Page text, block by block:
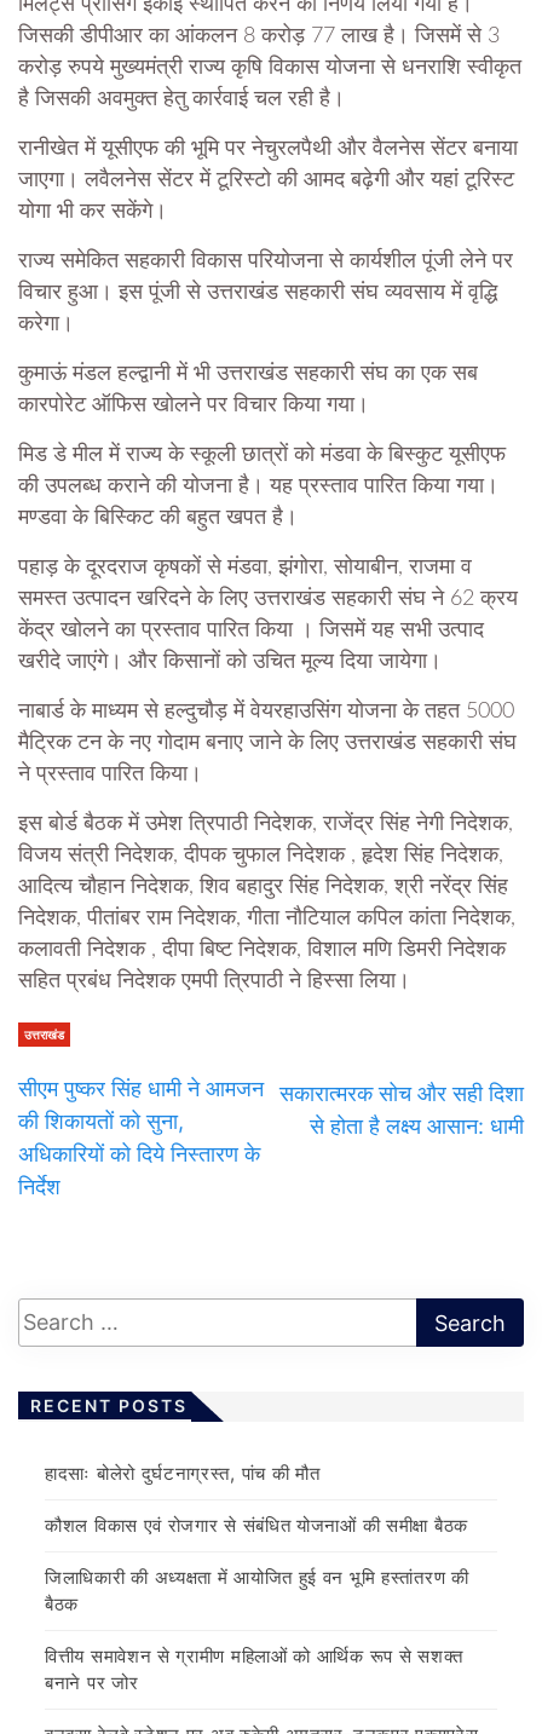
मिलेट्स प्रोसिंग इकाई स्थापित करने का निर्णय लिया गया है।
जिसकी डीपीआर का आंकलन 8 करोड़ 77 लाख है। जिसमें से 3
करोड़ रुपये मुख्यमंत्री राज्य कृषि विकास योजना से धनराशि स्वीकृत
है जिसकी अवमुक्त हेतु कार्रवाई चल रही है।
रानीखेत में यूसीएफ की भूमि पर नेचुरलपैथी और वैलनेस सेंटर बनाया
जाएगा। लवैलनेस सेंटर में टूरिस्टो की आमद बढ़ेगी और यहां टूरिस्ट
योगा भी कर सकेंगे।
राज्य समेकित सहकारी विकास परियोजना से कार्यशील पूंजी लेने पर
विचार हुआ। इस पूंजी से उत्तराखंड सहकारी संघ व्यवसाय में वृद्धि
करेगा।
कुमाऊं मंडल हल्द्वानी में भी उत्तराखंड सहकारी संघ का एक सब
कारपोरेट ऑफिस खोलने पर विचार किया गया।
मिड डे मील में राज्य के स्कूली छात्रों को मंडवा के बिस्कुट यूसीएफ
की उपलब्ध कराने की योजना है। यह प्रस्ताव पारित किया गया।
मण्डवा के बिस्किट की बहुत खपत है।
पहाड़ के दूरदराज कृषकों से मंडवा, झंगोरा, सोयाबीन, राजमा व
समस्त उत्पादन खरिदने के लिए उत्तराखंड सहकारी संघ ने 62 क्रय
केंद्र खोलने का प्रस्ताव पारित किया । जिसमें यह सभी उत्पाद
खरीदे जाएंगे। और किसानों को उचित मूल्य दिया जायेगा।
नाबार्ड के माध्यम से हल्दुचौड़ में वेयरहाउसिंग योजना के तहत 5000
मैट्रिक टन के नए गोदाम बनाए जाने के लिए उत्तराखंड सहकारी संघ
ने प्रस्ताव पारित किया।
इस बोर्ड बैठक में उमेश त्रिपाठी निदेशक, राजेंद्र सिंह नेगी निदेशक,
विजय संत्री निदेशक, दीपक चुफाल निदेशक , हृदेश सिंह निदेशक,
आदित्य चौहान निदेशक, शिव बहादुर सिंह निदेशक, श्री नरेंद्र सिंह
निदेशक, पीतांबर राम निदेशक, गीता नौटियाल कपिल कांता निदेशक,
कलावती निदेशक , दीपा बिष्ट निदेशक, विशाल मणि डिमरी निदेशक
सहित प्रबंध निदेशक एमपी त्रिपाठी ने हिस्सा लिया।
उत्तराखंड
सीएम पुष्कर सिंह धामी ने आमजन
की शिकायतों को सुना,
अधिकारियों को दिये निस्तारण के
निर्देश
सकारात्मरक सोच और सही दिशा
से होता है लक्ष्य आसान: धामी
RECENT POSTS
हादसाः बोलेरो दुर्घटनाग्रस्त, पांच की मौत
कौशल विकास एवं रोजगार से संबंधित योजनाओं की समीक्षा बैठक
जिलाधिकारी की अध्यक्षता में आयोजित हुई वन भूमि हस्तांतरण की
बैठक
वित्तीय समावेशन से ग्रामीण महिलाओं को आर्थिक रूप से सशक्त
बनाने पर जोर